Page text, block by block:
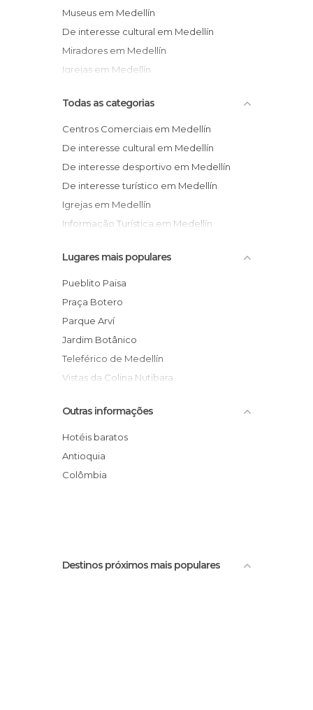
Museus em Medellín
De interesse cultural em Medellín
Miradores em Medellín
Igrejas em Medellín
Todas as categorias
Centros Comerciais em Medellín
De interesse cultural em Medellín
De interesse desportivo em Medellín
De interesse turístico em Medellín
Igrejas em Medellín
Informação Turística em Medellín
Miradores em Medellín
Museus em Medellín
Parques Temáticos em Medellín
Praças em Medellín
Reservas Naturais em Medellín
Lugares mais populares
Pueblito Paisa
Praça Botero
Parque Arví
Jardim Botânico
Teleférico de Medellín
Vistas da Colina Nutibara
Santa Elena
Centro Comercial Santa Fé
Mirante de San Félix
Museu Pablo Escobar Gaviria
Outras informações
Hotéis baratos
Antioquia
Colômbia
Destinos próximos mais populares